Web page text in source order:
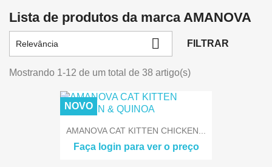
Lista de produtos da marca AMANOVA
Relevância  FILTRAR
Mostrando 1-12 de um total de 38 artigo(s)
AMANOVA CAT KITTEN CHICKEN...
Faça login para ver o preço
NOVO